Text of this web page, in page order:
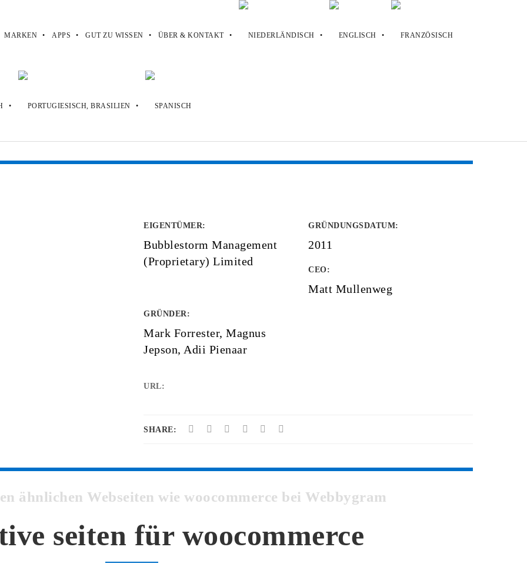
MARKEN APPS GUT ZU WISSEN ÜBER & KONTAKT
EIGENTÜMER:
Bubblestorm Management
(Proprietary) Limited
GRÜNDUNGSDATUM:
2011
CEO:
Matt Mullenweg
GRÜNDER:
Mark Forrester, Magnus
Jepson, Adii Pienaar
URL:
SHARE:
ähnlichen Webseiten wie woocommerce bei Webbygram
seiten für woocommerce